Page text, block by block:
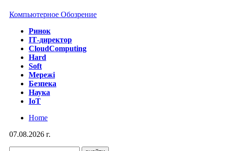
Компьютерное Обозрение
Ринок
IТ-директор
CloudComputing
Hard
Soft
Мережі
Безпека
Наука
IoT
Home
07.08.2026 г.